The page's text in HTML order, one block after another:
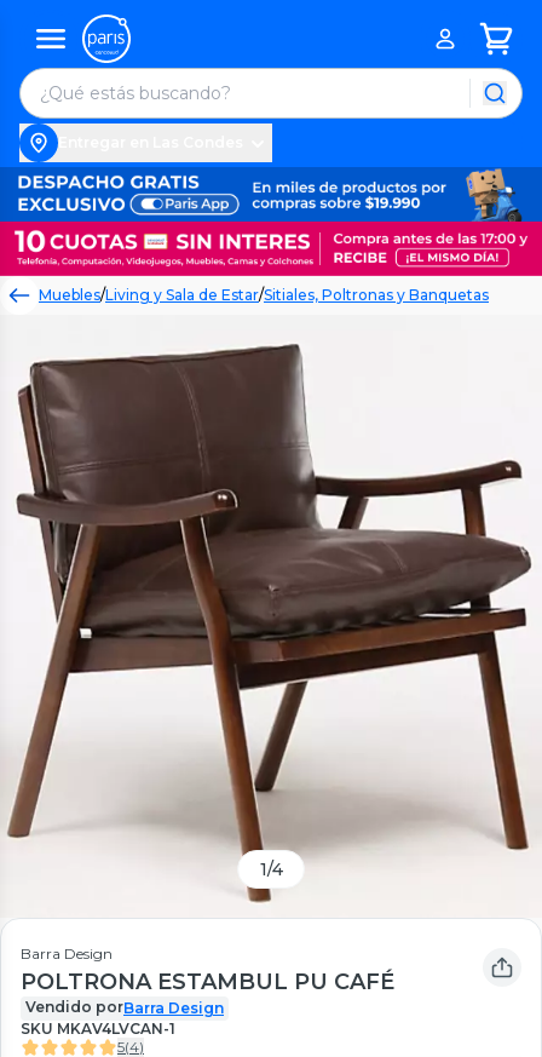
Muebles/Living y Sala de Estar/Sitiales, Poltronas y Banquetas
1/4
Barra Design
POLTRONA ESTAMBUL PU CAFÉ
Vendido porBarra Design
SKU MKAV4LVCAN-1
5(4)